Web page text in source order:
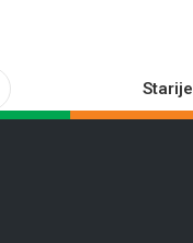
Starije